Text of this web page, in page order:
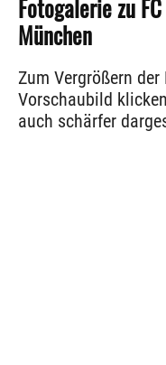
Fotogalerie zu
München
Zum Vergrößern
Vorschaubild
auch schärfer